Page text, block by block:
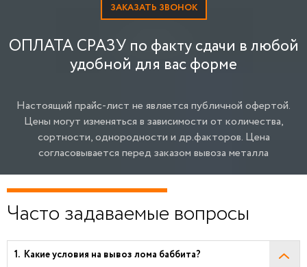
ЗАКАЗАТЬ ЗВОНОК
ОПЛАТА СРАЗУ по факту сдачи в любой
удобной для вас форме
Настоящий прайс-лист не является публичной офертой.
Цены могут изменяться в зависимости от количества,
сортности, однородности и др.факторов. Цена
согласовывается перед заказом вывоза металла
Часто задаваемые вопросы
Какие условия на вывоз лома баббита?